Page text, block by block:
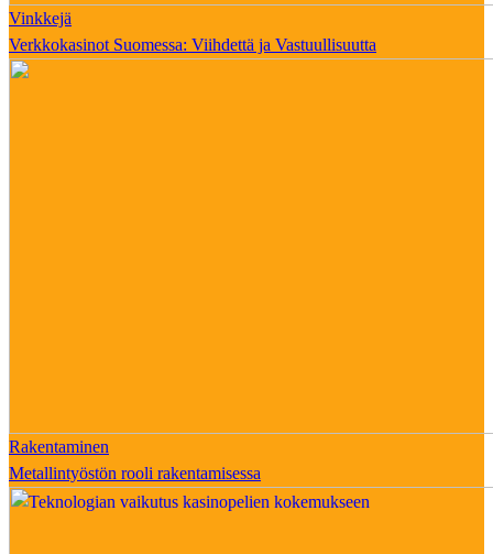
Vinkkejä
Verkkokasinot Suomessa: Viihdettä ja Vastuullisuutta
Rakentaminen
Metallintyöstön rooli rakentamisessa